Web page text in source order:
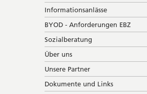
Informationsanlässe
BYOD - Anforderungen EBZ
Sozialberatung
Über uns
Unsere Partner
Dokumente und Links